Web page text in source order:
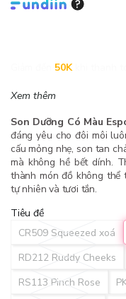
50K
Xem thêm
Son Dưỡng Có Màu
đáng yêu cho đôi môi
cấu mỏng nhẹ, son tan
mà không hề bết dính.
thành món đồ không thể
tự nhiên và tươi tắn.
Tiêu đề
CR509 Squeezed xoá
RD212 Ruddy Cheeks
RS113 Pinch Rose